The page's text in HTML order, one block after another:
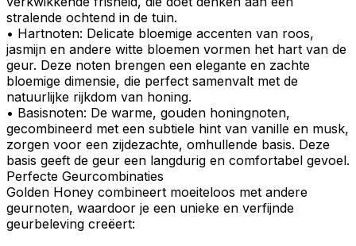
stralende ochtend in de tuin.
• Hartnoten: Delicate bloemige accenten van roos,
jasmijn en andere witte bloemen vormen het hart van de
geur. Deze noten brengen een elegante en zachte
bloemige dimensie, die perfect samenvalt met de
natuurlijke rijkdom van honing.
• Basisnoten: De warme, gouden honingnoten,
gecombineerd met een subtiele hint van vanille en musk,
zorgen voor een zijdezachte, omhullende basis. Deze
basis geeft de geur een langdurig en comfortabel gevoel.
Perfecte Geurcombinaties
Golden Honey combineert moeiteloos met andere
geurnoten, waardoor je een unieke en verfijnde
geurbeleving creëert: